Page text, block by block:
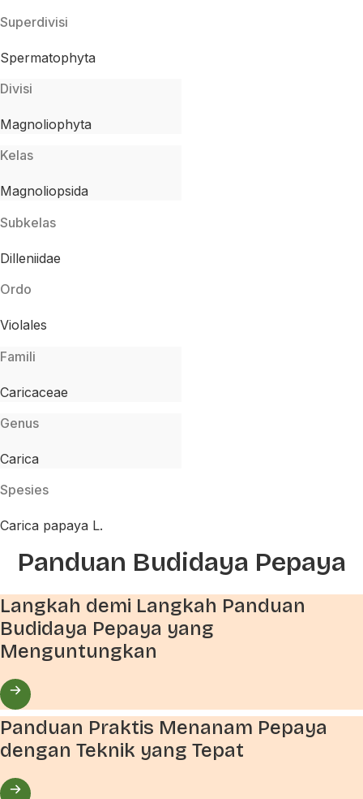
Superdivisi
Spermatophyta
Divisi
Magnoliophyta
Kelas
Magnoliopsida
Subkelas
Dilleniidae
Ordo
Violales
Famili
Caricaceae
Genus
Carica
Spesies
Carica papaya L.
Panduan Budidaya Pepaya
Langkah demi Langkah Panduan
Budidaya Pepaya yang
Menguntungkan
Panduan Praktis Menanam Pepaya
dengan Teknik yang Tepat